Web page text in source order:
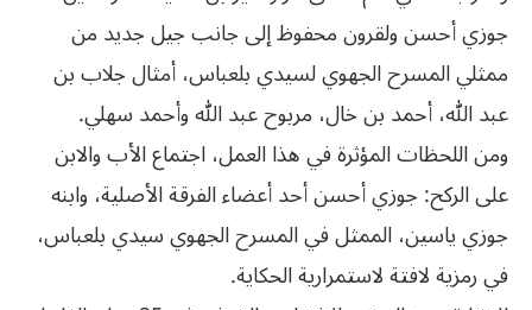
جوزي أحسن ولقرون محفوظ إلى جانب جيل جديد من
ممثلي المسرح الجهوي لسيدي بلعباس، أمثال جلاب بن
عبد الله، أحمد بن خال، مربوح عبد الله وأحمد سهلي.
ومن اللحظات المؤثرة في هذا العمل، اجتماع الأب والابن
على الركح: جوزي أحسن أحد أعضاء الفرقة الأصلية، وابنه
جوزي ياسين، الممثل في المسرح الجهوي سيدي بلعباس،
في رمزية لافتة لاستمرارية الحكاية.